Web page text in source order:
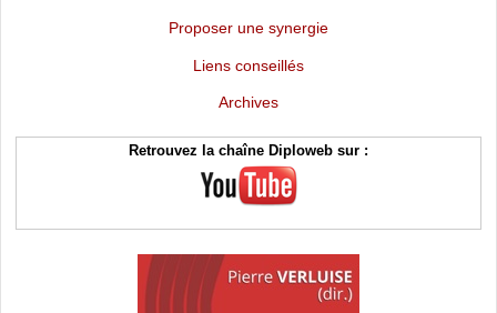
Proposer une synergie
Liens conseillés
Archives
Retrouvez la chaîne Diploweb sur :